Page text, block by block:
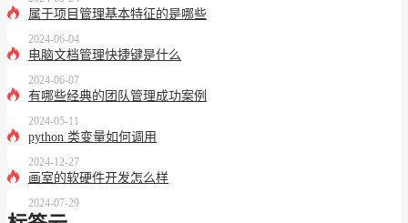
属于项目管理基本特征的是哪些
2024-06-04
电脑文档管理快捷键是什么
2024-06-07
有哪些经典的团队管理成功案例
2024-05-11
python 类变量如何调用
2024-12-27
画室的软硬件开发怎么样
2024-07-29